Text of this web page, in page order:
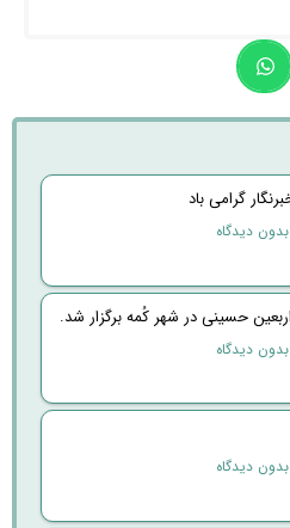
گرامی باد
بدون دیدگاه
حسینی در شهر کُمه برگزار شد.
بدون دیدگاه
بدون دیدگاه